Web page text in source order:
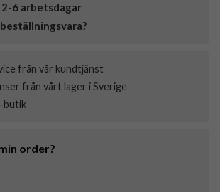
2-6 arbetsdagar
från vår kundtjänst
från vårt lager i Sverige
butik
order?